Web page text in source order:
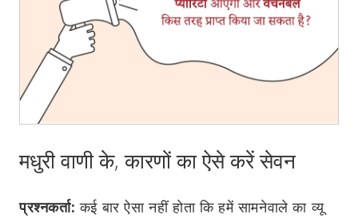
मधुरी वाणी के, कारणों का ऐसे करें सेवन
प्रश्नकर्ता: कई बार ऐसा नहीं होता कि हमें सामनेवाले का व्यू